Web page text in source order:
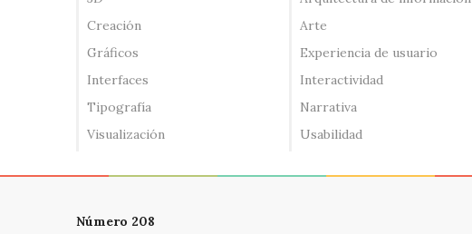
Creación
Gráficos
Interfaces
Tipografía
Visualización
Arte
Experiencia de usuario
Interactividad
Narrativa
Usabilidad
Número 208